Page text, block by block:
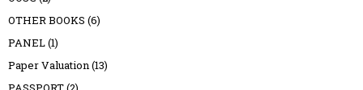
OTHER BOOKS (6)
PANEL(1)
Paper Valuation(13)